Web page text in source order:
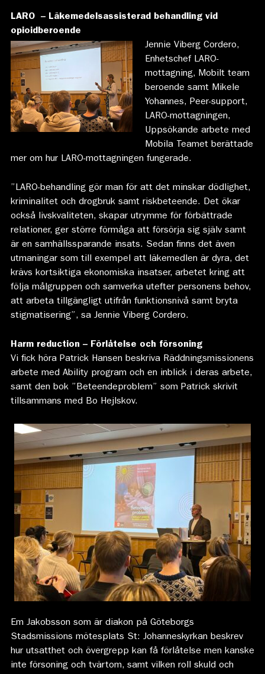
LARO – Läkemedelsassisterad behandling vid
opioidberoende
Jennie Viberg Cordero,
Enhetschef LARO-
mottagning, Mobilt team
beroende samt Mikele
Yohannes, Peer-support,
LARO-mottagningen,
Uppsökande arbete med
Mobila Teamet berättade
mer om hur LARO-mottagningen fungerade.
”LARO-behandling gör man för att det minskar dödlighet,
kriminalitet och drogbruk samt riskbeteende. Det ökar
också livskvaliteten, skapar utrymme för förbättrade
relationer, ger större förmåga att försörja sig själv samt
är en samhällssparande insats. Sedan finns det även
utmaningar som till exempel att läkemedlen är dyra, det
krävs kortsiktiga ekonomiska insatser, arbetet kring att
följa målgruppen och samverka utefter personens behov,
att arbeta tillgängligt utifrån funktionsnivå samt bryta
stigmatisering”, sa Jennie Viberg Cordero.
Harm reduction – Förlåtelse och försoning
Vi fick höra Patrick Hansen beskriva Räddningsmissionens
arbete med Ability program och en inblick i deras arbete,
samt den bok ”Beteendeproblem” som Patrick skrivit
tillsammans med Bo Hejlskov.
Em Jakobsson som är diakon på Göteborgs
Stadsmissions mötesplats St: Johanneskyrkan beskrev
hur utsatthet och övergrepp kan få förlåtelse men kanske
inte försoning och tvärtom, samt vilken roll skuld och